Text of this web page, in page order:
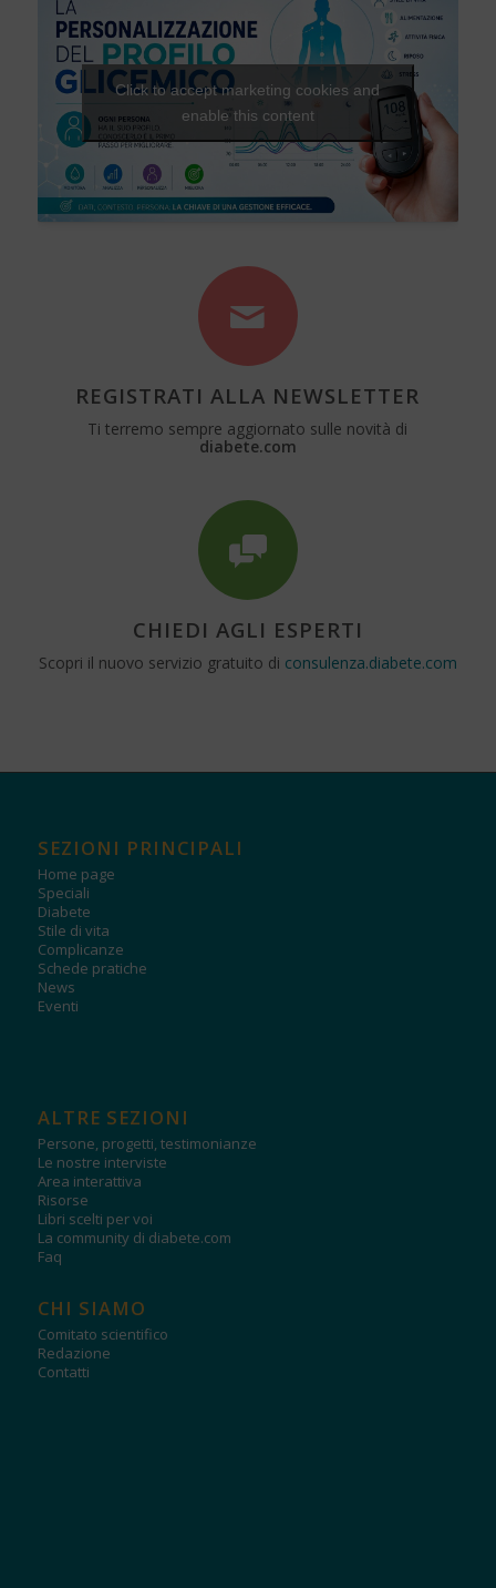
Click to accept marketing cookies and
enable this content
REGISTRATI ALLA NEWSLETTER
Ti terremo sempre aggiornato sulle novità di
diabete.com
CHIEDI AGLI ESPERTI
Scopri il nuovo servizio gratuito di consulenza.diabete.com
SEZIONI PRINCIPALI
Home page
Speciali
Diabete
Stile di vita
Complicanze
Schede pratiche
News
Eventi
ALTRE SEZIONI
Persone, progetti, testimonianze
Le nostre interviste
Area interattiva
Risorse
Libri scelti per voi
La community di diabete.com
Faq
CHI SIAMO
Comitato scientifico
Redazione
Contatti